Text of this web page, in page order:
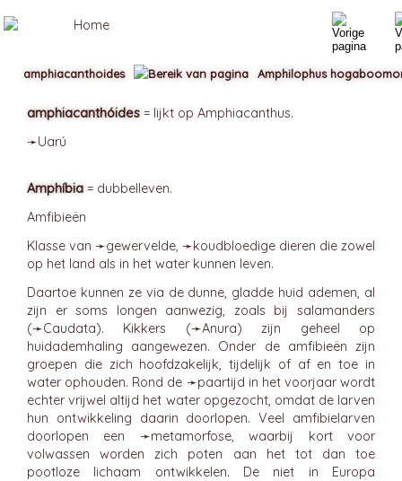
amphiacanthóides = lijkt op Amphiacanthus.
➛Uarú
Amphíbia = dubbelleven.
Amfibieën
Klasse van ➛gewervelde, ➛koudbloedige dieren die zowel
op het land als in het water kunnen leven.
Daartoe kunnen ze via de dunne, gladde huid ademen, al
zijn er soms longen aanwezig, zoals bij salamanders
(➛Caudata). Kikkers (➛Anura) zijn geheel op
huidademhaling aangewezen. Onder de amfibieën zijn
groepen die zich hoofdzakelijk, tijdelijk of af en toe in
water ophouden. Rond de ➛paartijd in het voorjaar wordt
echter vrijwel altijd het water opgezocht, omdat de larven
hun ontwikkeling daarin doorlopen. Veel amfibielarven
doorlopen een ➛metamorfose, waarbij kort voor
volwassen worden zich poten aan het tot dan toe
pootloze lichaam ontwikkelen. De niet in Europa
amphiacanthoides Amphilophus